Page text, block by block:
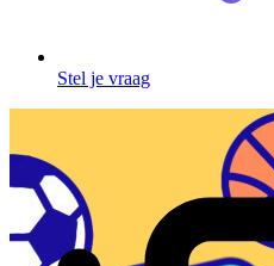
Stel je vraag